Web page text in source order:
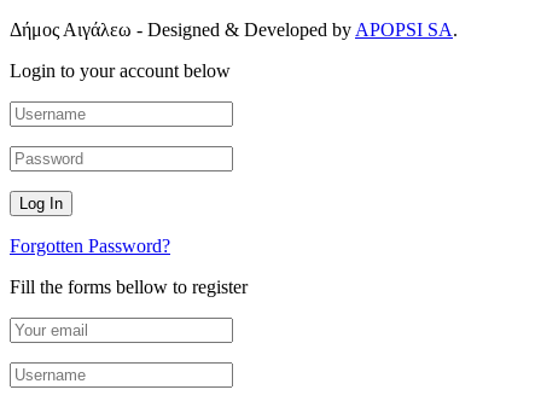
Δήμος Αιγάλεω - Designed & Developed by APOPSI SA.
Login to your account below
Forgotten Password?
Fill the forms bellow to register